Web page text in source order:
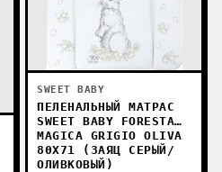
SWEET BABY
ПЕЛЕНАЛЬНЫЙ МАТРАС
SWEET BABY FORESTA
MAGICA GRIGIO OLIVA
80X71 (ЗАЯЦ СЕРЫЙ/
ОЛИВКОВЫЙ)